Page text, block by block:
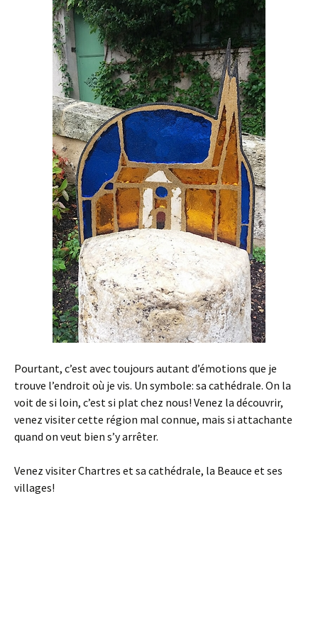
Pourtant, c’est avec toujours autant d’émotions que je
trouve l’endroit où je vis. Un symbole: sa cathédrale. On la
voit de si loin, c’est si plat chez nous! Venez la découvrir,
venez visiter cette région mal connue, mais si attachante
quand on veut bien s’y arrêter.
Venez visiter Chartres et sa cathédrale, la Beauce et ses
villages!